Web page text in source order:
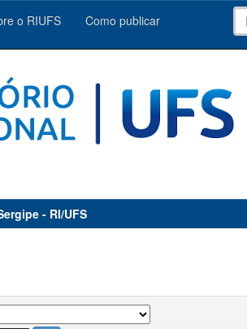
o RIUFS Como publicar
- RI/UFS